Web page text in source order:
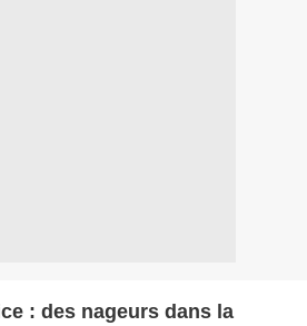
: des nageurs dans la